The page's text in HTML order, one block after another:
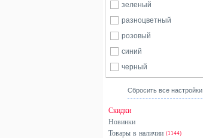
зеленый
разноцветный
розовый
синий
черный
Сбросить все настройки
Скидки
Новинки
Товары в наличии (1144)